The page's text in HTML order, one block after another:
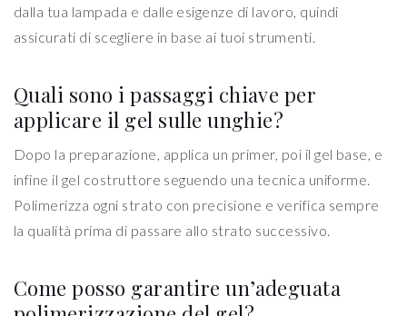
dalla tua lampada e dalle esigenze di lavoro, quindi
assicurati di scegliere in base ai tuoi strumenti.
Quali sono i passaggi chiave per
applicare il gel sulle unghie?
Dopo la preparazione, applica un primer, poi il gel base, e
infine il gel costruttore seguendo una tecnica uniforme.
Polimerizza ogni strato con precisione e verifica sempre
la qualità prima di passare allo strato successivo.
Come posso garantire un’adeguata